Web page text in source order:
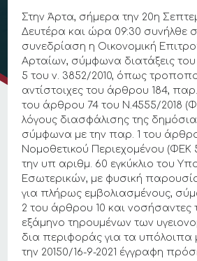
Στην Άρτα, σήμερα την 20η
Δευτέρα και ώρα 09:30 συνήλθε
συνεδρίαση η Οικονομική
Αρταίων, σύμφωνα διατάξεις
5 του ν. 3852/2010, όπως
αντίστοιχες του άρθρου 184,
του άρθρου 74 του Ν.4555/2018
λόγους διασφάλισης της
σύμφωνα με την παρ. 1 του
Νομοθετικού Περιεχομένου (ΦΕΚ
την υπ αριθμ. 60 εγκύκλιο του
Εσωτερικών, με φυσική
για πλήρως εμβολιασμένους,
2 του άρθρου 10 και νοσήσαντες
εξάμηνο τηρουμένων των
δια περιφοράς για τα υπόλοιπα
την 20150/16-9-2021 έγγραφη